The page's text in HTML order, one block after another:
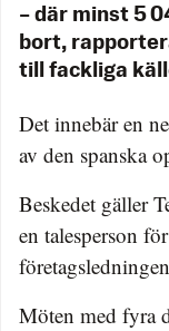
– där minst 5
bort,
till fackliga
Det innebär en
av den spanska
Beskedet gäller
en talesperson
Möten med fyra